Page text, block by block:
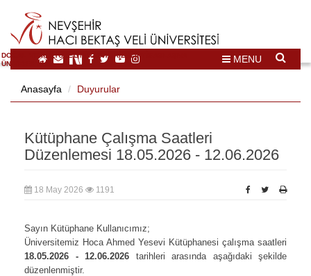
DOĞAL VE KÜLTÜREL MİRAS TURİZMİ İHTİSASLAŞMA
ÜNİVERSİTESİ
MENU
Anasayfa Duyurular
Kütüphane Çalışma Saatleri
Düzenlemesi 18.05.2026 - 12.06.2026
18 May 2026 1191
Sayın Kütüphane Kullanıcımız;
Üniversitemiz Hoca Ahmed Yesevi Kütüphanesi çalışma saatleri
18.05.2026 - 12.06.2026 tarihleri arasında aşağıdaki şekilde
düzenlenmiştir.